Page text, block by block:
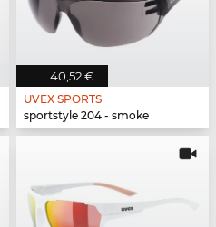
40,52 €
UVEX SPORTS
sportstyle 204 - smoke